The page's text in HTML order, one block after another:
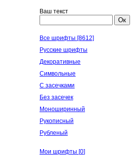
Ваш текст
Ок
Все шрифты [8612]
Русские шрифты
Декоративные
Символьные
С засечками
Без засечек
Моноширинный
Рукописный
Рубленый
Мои шрифты [0]